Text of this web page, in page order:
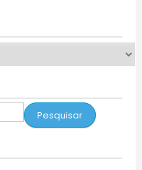
Pesquisar
por: